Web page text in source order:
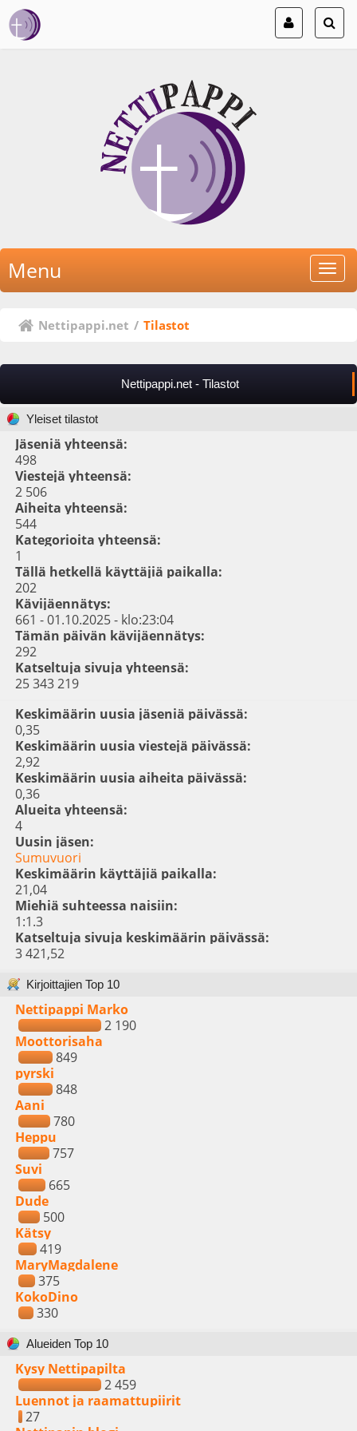
Menu
Nettipappi.net / Tilastot
Nettipappi.net - Tilastot
Yleiset tilastot
Jäseniä yhteensä:
498
Viestejä yhteensä:
2 506
Aiheita yhteensä:
544
Kategorioita yhteensä:
1
Tällä hetkellä käyttäjiä paikalla:
202
Kävijäennätys:
661 - 01.10.2025 - klo:23:04
Tämän päivän kävijäennätys:
292
Katseltuja sivuja yhteensä:
25 343 219
Keskimäärin uusia jäseniä päivässä:
0,35
Keskimäärin uusia viestejä päivässä:
2,92
Keskimäärin uusia aiheita päivässä:
0,36
Alueita yhteensä:
4
Uusin jäsen:
Sumuvuori
Keskimäärin käyttäjiä paikalla:
21,04
Miehiä suhteessa naisiin:
1:1.3
Katseltuja sivuja keskimäärin päivässä:
3 421,52
Kirjoittajien Top 10
Nettipappi Marko
2 190
Moottorisaha
849
pyrski
848
Aani
780
Heppu
757
Suvi
665
Dude
500
Kätsy
419
MaryMagdalene
375
KokoDino
330
Alueiden Top 10
Kysy Nettipapilta
2 459
Luennot ja raamattupiirit
27